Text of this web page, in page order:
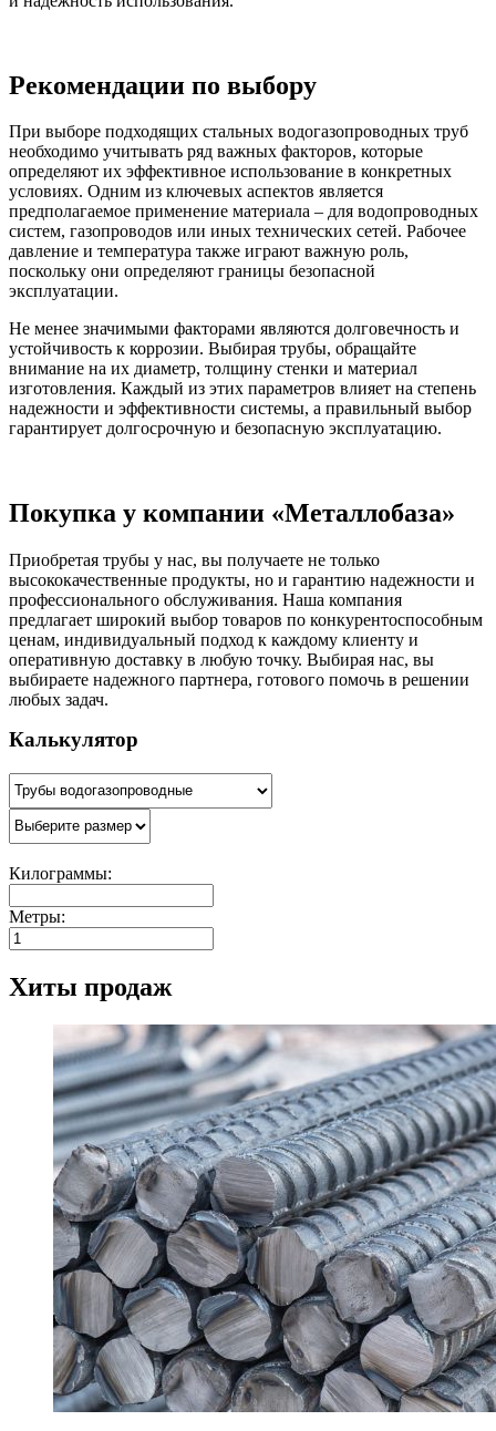
Рекомендации по выбору
При выборе подходящих стальных водогазопроводных труб
необходимо учитывать ряд важных факторов, которые
определяют их эффективное использование в конкретных
условиях. Одним из ключевых аспектов является
предполагаемое применение материала – для водопроводных
систем, газопроводов или иных технических сетей. Рабочее
давление и температура также играют важную роль,
поскольку они определяют границы безопасной
эксплуатации.
Не менее значимыми факторами являются долговечность и
устойчивость к коррозии. Выбирая трубы, обращайте
внимание на их диаметр, толщину стенки и материал
изготовления. Каждый из этих параметров влияет на степень
надежности и эффективности системы, а правильный выбор
гарантирует долгосрочную и безопасную эксплуатацию.
Покупка у компании «Металлобаза»
Приобретая трубы у нас, вы получаете не только
высококачественные продукты, но и гарантию надежности и
профессионального обслуживания. Наша компания
предлагает широкий выбор товаров по конкурентоспособным
ценам, индивидуальный подход к каждому клиенту и
оперативную доставку в любую точку. Выбирая нас, вы
выбираете надежного партнера, готового помочь в решении
любых задач.
Калькулятор
Килограммы:
Метры:
Хиты продаж